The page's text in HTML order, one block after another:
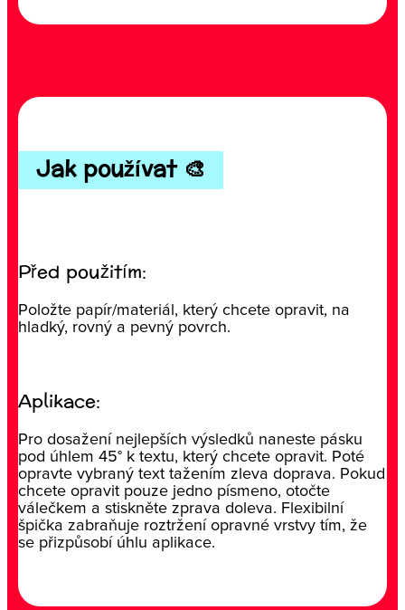
Jak používat 🎨
Před použitím:
Položte papír/materiál, který chcete opravit, na
hladký, rovný a pevný povrch.
Aplikace:
Pro dosažení nejlepších výsledků naneste pásku
pod úhlem 45° k textu, který chcete opravit. Poté
opravte vybraný text tažením zleva doprava. Pokud
chcete opravit pouze jedno písmeno, otočte
válečkem a stiskněte zprava doleva. Flexibilní
špička zabraňuje roztržení opravné vrstvy tím, že
se přizpůsobí úhlu aplikace.